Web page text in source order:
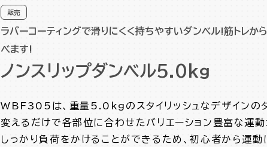
販売
ラバーコーティングで滑りにくく持ちやすいダンベル!筋トレか
べます!
ノンスリップダンベル5.0kg
WBF305は、重量5.0kgのスタイリッシュなデザインの
変えるだけで各部位に合わせたバリエーション豊富な運
しっかり負荷をかけることができるため、初心者から運